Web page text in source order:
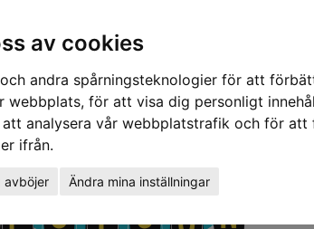
av cookies
andra spårningsteknologier för att
webbplats, för att visa dig personligt
att analysera vår webbplatstrafik och för att
ifrån.
avböjer Ändra mina inställningar